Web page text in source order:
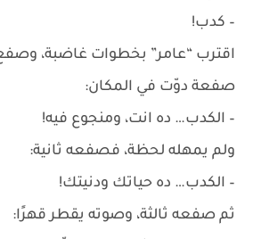
– كدب!
اقترب “عامر” بخطوات غاضبة،
صفعة دوّت في المكان:
– الكدب… ده انت، ومنجوع فيه!
ولم يمهله لحظة، فصفعه ثانية:
– الكدب… ده حياتك ودنيتك!
ثم صفعه ثالثة، وصوته يقطر قهرًا: